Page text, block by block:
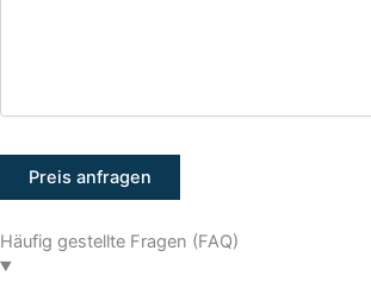
Häufig gestellte Fragen (FAQ)